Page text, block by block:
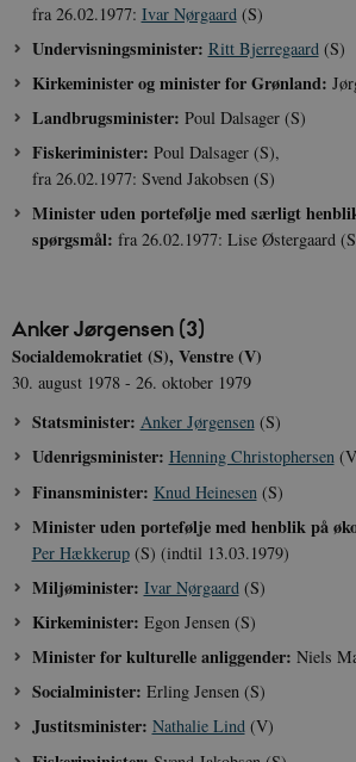
fra 26.02.1977: Ivar Nørgaard (S)
Undervisningsminister: Ritt Bjerregaard (S)
Kirkeminister og minister for Grønland:
Landbrugsminister: Poul Dalsager (S)
Fiskeriminister: Poul Dalsager (S),
fra 26.02.1977: Svend Jakobsen (S)
Minister uden portefølje med særligt
spørgsmål: fra 26.02.1977: Lise Østergaard
Anker Jørgensen (3)
Socialdemokratiet (S), Venstre (V)
30. august 1978 - 26. oktober 1979
Statsminister: Anker Jørgensen(S)
Udenrigsminister: Henning Christophersen
Finansminister: Knud Heinesen (S)
Minister uden portefølje med henblik på
Per Hækkerup(S) (indtil 13.03.1979)
Miljøminister: Ivar Nørgaard(S)
Kirkeminister: Egon Jensen (S)
Minister for kulturelle anliggender: Niels
Socialminister: Erling Jensen (S)
Justitsminister: Nathalie Lind(V)